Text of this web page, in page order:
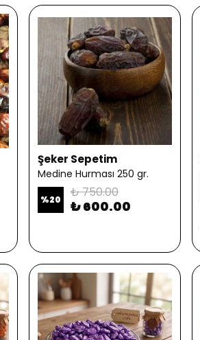
Şeker Sepetim
Medine Hurması 250 gr.
%20 ₺ 750.00
₺ 600.00